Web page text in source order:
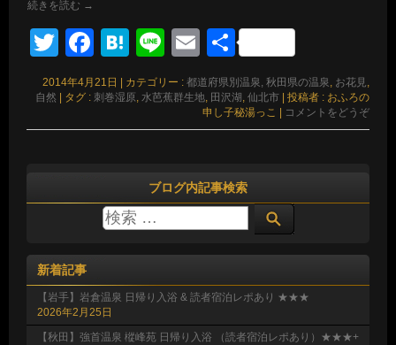
続きを読む →
TwitterFacebook
Hatena
LineEmail
共
有
2014年4月21日 カテゴリー : 都道府県別温泉, 秋田県の温泉, お花見,
自然
タグ : 刺巻湿原, 水芭蕉群生地, 田沢湖 , 仙北市
投稿者 : おふろの
申し子秘湯っこ
コメントをどうぞ
ブログ内記事検索
新着記事
【岩手】岩倉温泉 日帰り入浴 & 読者宿泊レポあり ★★★
2026年2月25日
【秋田】強首温泉 樅峰苑 日帰り入浴 （読者宿泊レポあり）★★★+